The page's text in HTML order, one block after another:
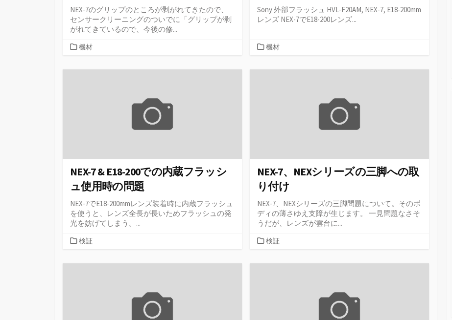
NEX-7のグリップのところが剥がれてきたので、
センサークリーニングのついでに「グリップが剥
がれてきているので、今後の修...
カ
ゴ
機材
Sony 外部フラッシュ HVL-F20AM, NEX-7, E18-200mm
レンズ NEX-7でE18-200レンズ...
カ
ゴ
機材
NEX-7 & E18-200での内蔵フラッシ
ュ使用時の問題
NEX-7でE18-200mmレンズ装着時に内蔵フラッシュ
を使うと、レンズ全長が長いためフラッシュの発
光を妨げてしまう。...
カ
ゴ
検証
NEX-7、NEXシリーズの三脚への取
り付け
NEX-7、NEXシリーズの三脚問題について。そのボ
ディの薄さゆえ支障が生じます。 一見問題なさそ
うだが、レンズが雲台に...
カ
ゴ
検証